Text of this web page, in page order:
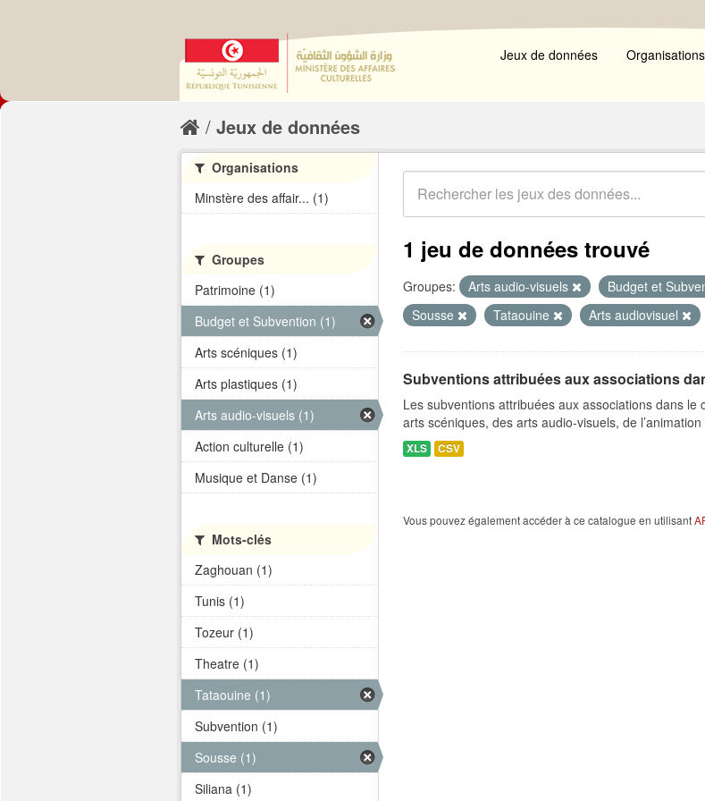
Jeux de données Organisations
Jeux de données
1 jeu de données trouvé
Groupes: Arts audio-visuels Budget et
Sousse
Tataouine Arts audiovisuel
Subventions attribuées aux associations
Les subventions attribuées aux associations dans
arts scéniques, des arts audio-visuels, de
XLS CSV
Vous pouvez également accéder à ce catalogue en utilisant
Organisations
Minstère des affair... (1)
Groupes
Patrimoine (1)
Budget et Subvention (1)
Arts scéniques (1)
Arts plastiques (1)
Arts audio-visuels (1)
Action culturelle (1)
Musique et Danse (1)
Mots-clés
Zaghouan (1)
Tunis (1)
Tozeur (1)
Theatre (1)
Tataouine (1)
Subvention (1)
Sousse (1)
Siliana (1)